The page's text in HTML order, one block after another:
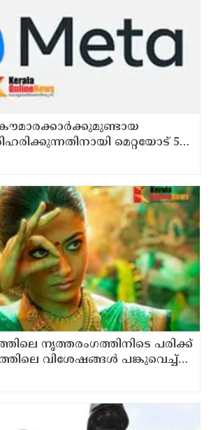
മെറ്റയോട് 567
നഷ്ടപരിഹാരം നൽകാൻ
നൃത്തരംഗത്തിനിടെ പരിക്ക്
വിശേഷങ്ങൾ പങ്കുവെച്ച്